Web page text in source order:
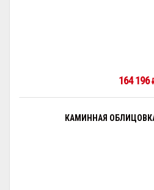
164 196
КАМИННАЯ ОБЛИЦОВКА